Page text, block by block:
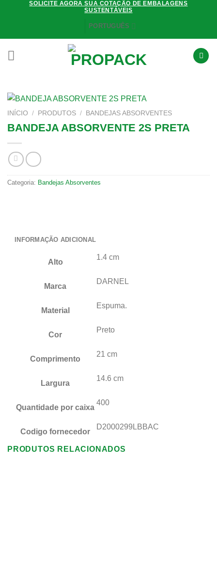
SOLICITE AGORA SUA COTAÇÃO DE EMBALAGENS
SUSTENTÁVEIS
PORTUGUÊS
INÍCIO / PRODUTOS / BANDEJAS ABSORVENTES
BANDEJA ABSORVENTE 2S PRETA
Categoria: Bandejas Absorventes
INFORMAÇÃO ADICIONAL
Alto
1.4 cm
Marca
DARNEL
Material
Espuma.
Cor
Preto
Comprimento
21 cm
Largura
14.6 cm
Quantidade por caixa
400
Codigo fornecedor
D2000299LBBAC
PRODUTOS RELACIONADOS